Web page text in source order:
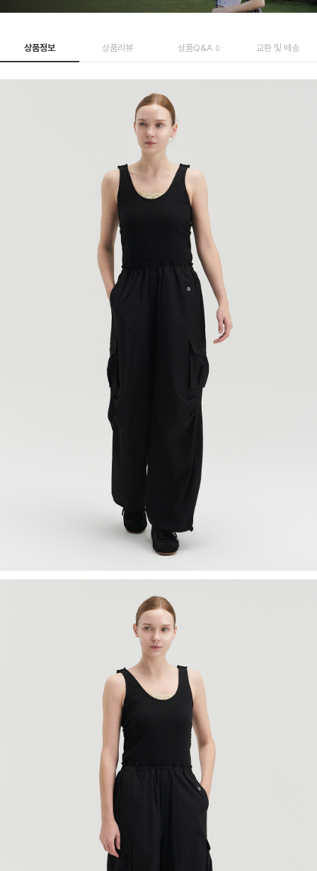
상품정보 상품리뷰 상품Q&A 0 교환 및 배송